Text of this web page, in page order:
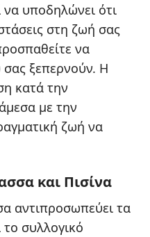
υποδηλώνει ότι
στη ζωή σας
να
σας ξεπερνούν. Η
κατά την
με την
ζωή να
και Πισίνα
αντιπροσωπεύει τα
συλλογικό